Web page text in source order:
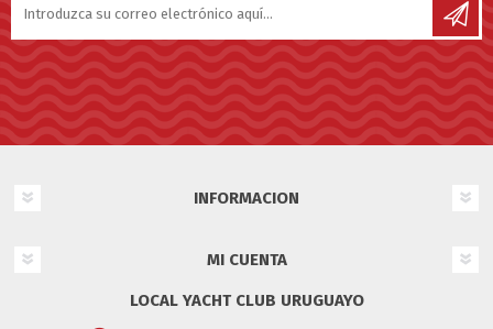
INFORMACION
MI CUENTA
LOCAL YACHT CLUB URUGUAYO